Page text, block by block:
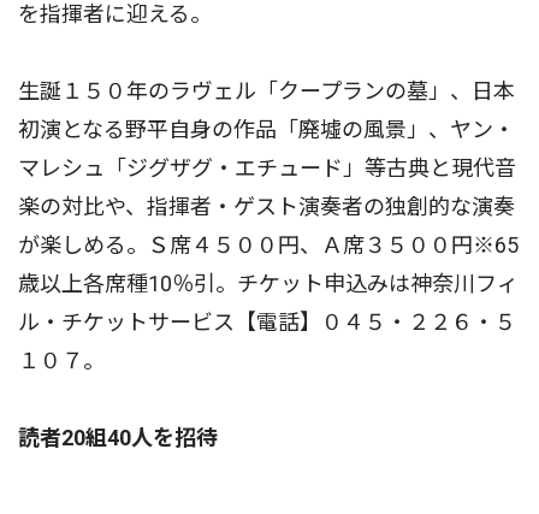
を指揮者に迎える。
生誕１５０年のラヴェル「クープランの墓」、日本
初演となる野平自身の作品「廃墟の風景」、ヤン・
マレシュ「ジグザグ・エチュード」等古典と現代音
楽の対比や、指揮者・ゲスト演奏者の独創的な演奏
が楽しめる。Ｓ席４５００円、Ａ席３５００円※65
歳以上各席種10％引。チケット申込みは神奈川フィ
ル・チケットサービス【電話】０４５・２２６・５
１０７。
読者20組40人を招待